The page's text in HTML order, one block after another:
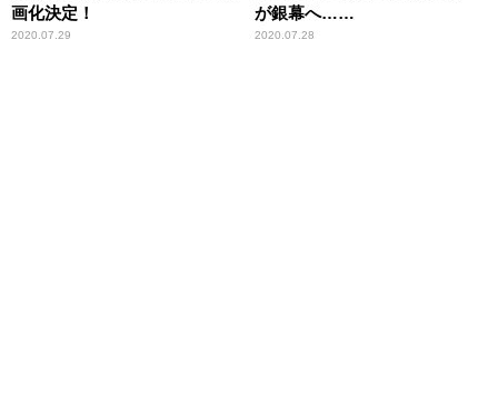
画化決定！
2020.07.29
が銀幕へ……
2020.07.28